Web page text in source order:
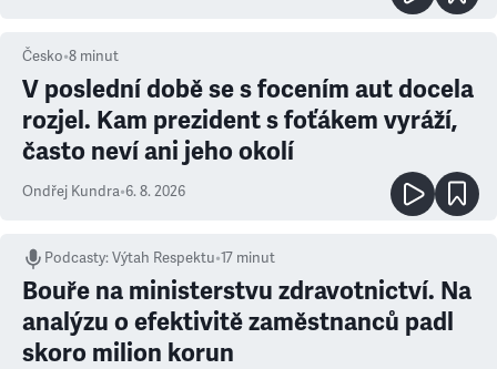
Česko•8 minut
V poslední době se s focením aut docela
rozjel. Kam prezident s foťákem vyráží,
často neví ani jeho okolí
Ondřej Kundra•6. 8. 2026
Podcasty:Výtah Respektu•17 minut
Bouře na ministerstvu zdravotnictví. Na
analýzu o efektivitě zaměstnanců padl
skoro milion korun